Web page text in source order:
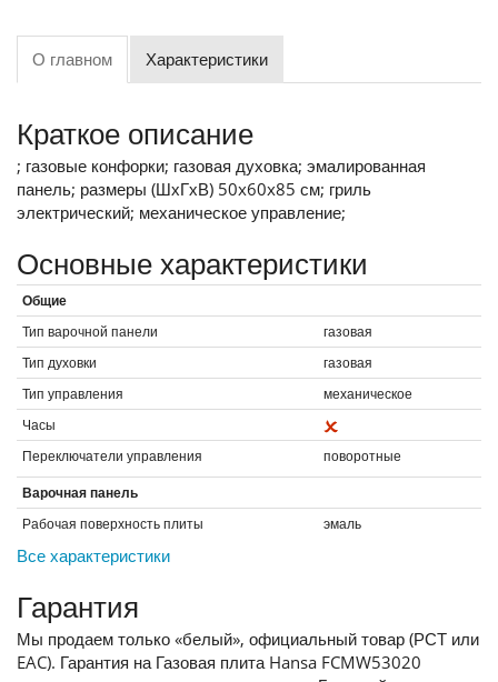
О главном Характеристики
Краткое описание
; газовые конфорки; газовая духовка; эмалированная
панель; размеры (ШхГхВ) 50x60x85 см; гриль
электрический; механическое управление;
Основные характеристики
Общие
Тип варочной панели
газовая
Тип духовки
газовая
Тип управления
механическое
Часы
Переключатели управления
поворотные
Варочная панель
Рабочая поверхность плиты
эмаль
Все характеристики
Гарантия
Мы продаем только «белый», официальный товар (РСТ или
EAC). Гарантия на Газовая плита Hansa FCMW53020